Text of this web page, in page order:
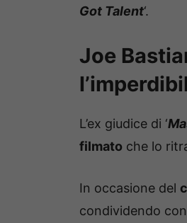
Got Talent‘.
Joe
L’ex giudice di ‘
filmato che lo
In occasione del
condividendo